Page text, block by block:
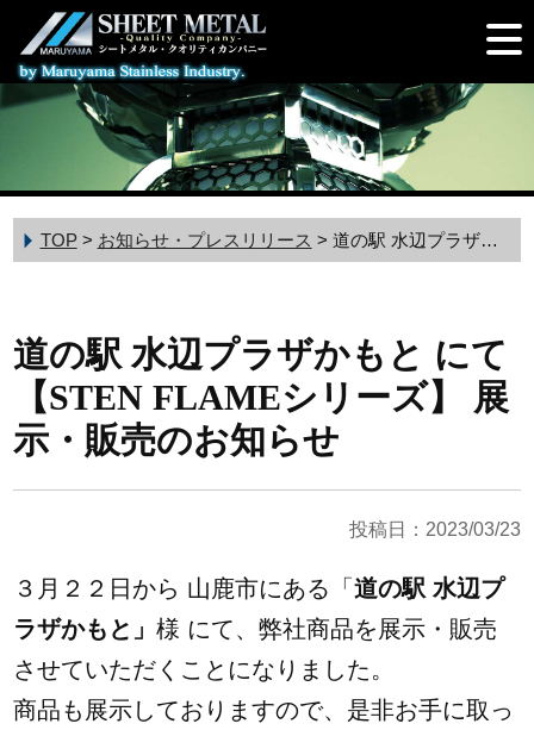
TOP> お知らせ・プレスリリース > 道の駅 水辺プラザかもと にて 【STEN FLAMEシリーズ】 展示・販売のお知らせ
道の駅 水辺プラザかもと にて
【STEN FLAMEシリーズ】 展
示・販売のお知らせ
投稿日：2023/03/23
３月２２日から 山鹿市にある「道の駅 水辺プ
ラザかもと」様 にて、弊社商品を展示・販売
させていただくことになりました。
商品も展示しておりますので、是非お手に取っ